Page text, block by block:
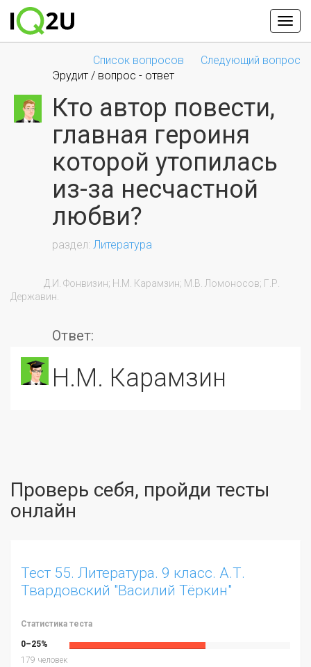
Список вопросов
Следующий вопрос
Эрудит / вопрос - ответ
Кто автор повести,
главная героиня
которой утопилась
из-за несчастной
любви?
Литература
Державин.
Ответ:
Н.М. Карамзин
Проверь себя, пройди тесты
онлайн
Тест 55. Литература. 9 класс. А.Т.
Твардовский "Василий Тёркин"
Статистика теста
0–25%
179 человек